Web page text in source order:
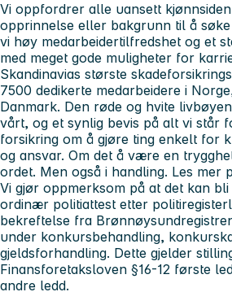
Vi oppfordrer alle uansett
opprinnelse eller bakgrunn til å
vi høy medarbeidertilfredshet og et
med meget gode muligheter for
Skandinavias største
7500 dedikerte medarbeidere i
Danmark. Den røde og hvite
vårt, og et synlig bevis på alt vi står
forsikring om å gjøre ting enkelt for
og ansvar. Om det å være en
ordet. Men også i handling. Les mer
Vi gjør oppmerksom på at det kan
ordinær politiattest etter
bekreftelse fra
under konkursbehandling,
gjeldsforhandling. Dette gjelder
Finansforetaksloven §16-12 første
andre ledd.